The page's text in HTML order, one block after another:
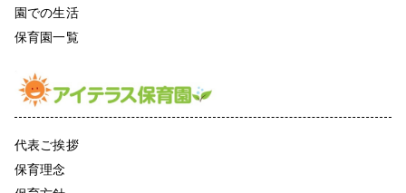
園での生活
保育園一覧
代表ご挨拶
保育理念